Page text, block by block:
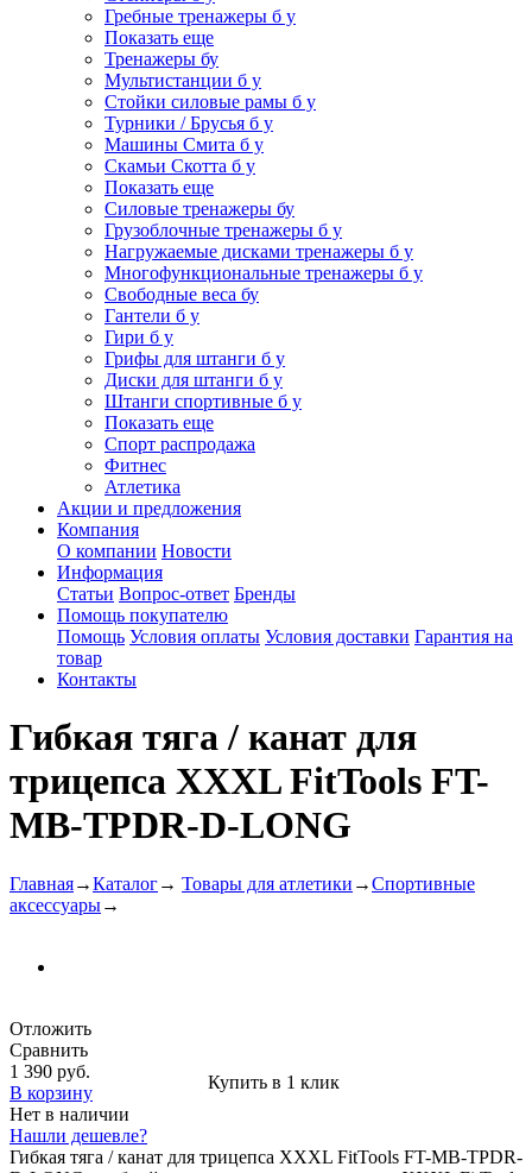
Гребные тренажеры б у
Показать еще
Тренажеры бу
Мультистанции б у
Стойки силовые рамы б у
Турники / Брусья б у
Машины Смита б у
Скамьи Скотта б у
Показать еще
Силовые тренажеры бу
Грузоблочные тренажеры б у
Нагружаемые дисками тренажеры б у
Многофункциональные тренажеры б у
Свободные веса бу
Гантели б у
Гири б у
Грифы для штанги б у
Диски для штанги б у
Штанги спортивные б у
Показать еще
Спорт распродажа
Фитнес
Атлетика
Акции и предложения
Компания
О компании Новости
Информация
Статьи Вопрос-ответ Бренды
Помощь покупателю
Помощь Условия оплаты Условия доставки Гарантия на
товар
Контакты
Гибкая тяга / канат для
трицепса XXXL FitTools FT-
MB-TPDR-D-LONG
Главная→Каталог→ Товары для атлетики →Спортивные
аксессуары→
Отложить
Сравнить
1 390 руб.
В корзину
Купить в 1 клик
Нет в наличии
Нашли дешевле?
Гибкая тяга / канат для трицепса XXXL FitTools FT-MB-TPDR-